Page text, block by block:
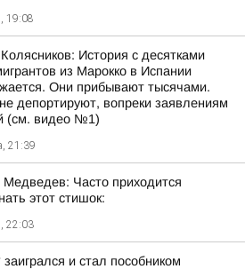
19:08
История с десятками
из Марокко в Испании
Они прибывают тысячами.
депортируют, вопреки заявлениям
(см. видео №1)
21:39
Часто приходится
этот стишок:
22:03
и стал пособником